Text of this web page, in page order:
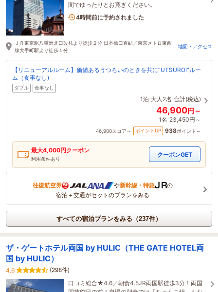
間でゆったりとお寛ぎください。
1名がこの宿を見ています
ＪＲ東京駅八重洲北口改札より徒歩２分 日本橋口直結／東京メトロ東西
線大手町駅より徒歩１分
地図・アクセス
【リニューアルルーム】価値あるうつろいのときを共に”UTSUROI”ルー
ム（食事なし)
ダブル 食事なし
1泊 大人2名 合計(税込)
46,900円～
1名 23,450円～
46,900スコア～ ポイントUP 938ポイント～
最大4,000円クーポン
利用条件あり
クーポンGET
往復航空券 や新幹線・特急
の
宿泊＋交通がセットのプランをみる
すべての宿泊プランをみる（237件）
ザ・ゲートホテル両国 by HULIC（THE GATE HOTEL両
国 by HULIC）
4.6
(298件)
口コミ総合★4.6／朝食4.5JR両国駅徒歩3分！両国